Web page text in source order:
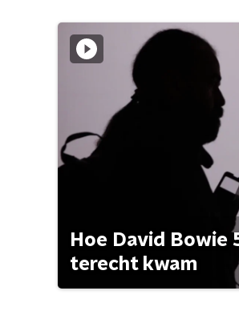
Hoe David Bowie
terecht kwam